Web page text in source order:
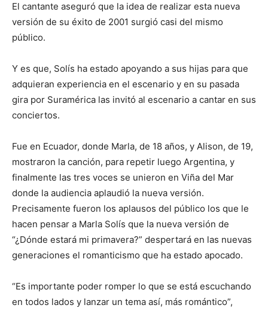
El cantante aseguró que la idea de realizar esta nueva
versión de su éxito de 2001 surgió casi del mismo
público.
Y es que, Solís ha estado apoyando a sus hijas para que
adquieran experiencia en el escenario y en su pasada
gira por Suramérica las invitó al escenario a cantar en sus
conciertos.
Fue en Ecuador, donde Marla, de 18 años, y Alison, de 19,
mostraron la canción, para repetir luego Argentina, y
finalmente las tres voces se unieron en Viña del Mar
donde la audiencia aplaudió la nueva versión.
Precisamente fueron los aplausos del público los que le
hacen pensar a Marla Solís que la nueva versión de
“¿Dónde estará mi primavera?” despertará en las nuevas
generaciones el romanticismo que ha estado apocado.
“Es importante poder romper lo que se está escuchando
en todos lados y lanzar un tema así, más romántico”,